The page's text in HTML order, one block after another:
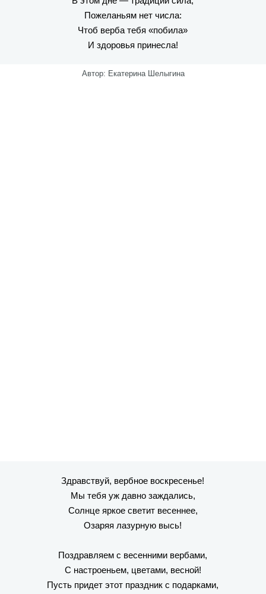
Пожеланьям нет числа:
Чтоб верба тебя «побила»
И здоровья принесла!
Автор: Екатерина Шелыгина
Здравствуй, вербное воскресенье!
Мы тебя уж давно заждались,
Солнце яркое светит весеннее,
Озаряя лазурную высь!
Поздравляем с весенними вербами,
С настроеньем, цветами, весной!
Пусть придет этот праздник с подарками,